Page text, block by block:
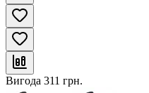
Вигода 311 грн.